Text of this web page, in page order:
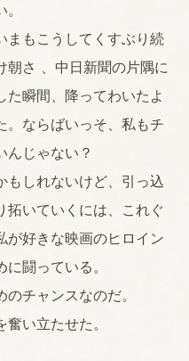
もこうしてくすぶり続
さ 、中日新聞の片隅に
た瞬間、降ってわいたよ
。ならばいっそ、私もチ
んじゃない？
しれないけど、引っ込
拓いていくには、これぐ
が好きな映画のヒロイン
闘っている。
チャンスなのだ。
い立たせた。